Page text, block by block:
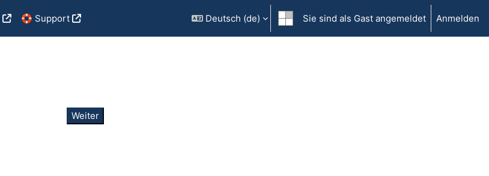
🛟 Support Deutsch ‎(de)‎ Sie sind als Gast angemeldet Anmelden
Weiter